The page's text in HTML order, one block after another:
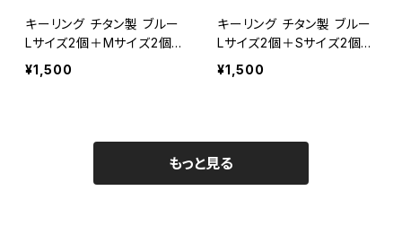
キーリング チタン製 ブルー
Lサイズ2個＋Mサイズ2個
超軽量 頑丈 シンプル キー
ホルダー 錆びない 二重リ
¥1,500
キーリング チタン製 ブルー
Lサイズ2個＋Sサイズ2個
超軽量 頑丈 シンプル キー
ホルダー 錆びない 二重リ
¥1,500
もっと見る